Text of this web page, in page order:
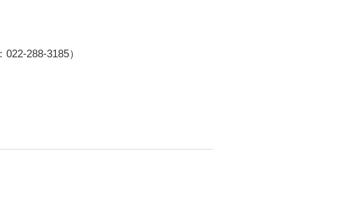
288-3185）